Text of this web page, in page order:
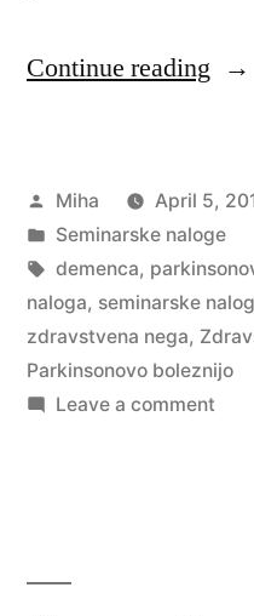
Continue reading
s
Posted
by
Miha
April 5,
Posted
in
Seminarske naloge
Tags:
demenca,
naloga, seminarske
zdravstvena nega,
Parkinsonovo boleznijo
Leave a commenton